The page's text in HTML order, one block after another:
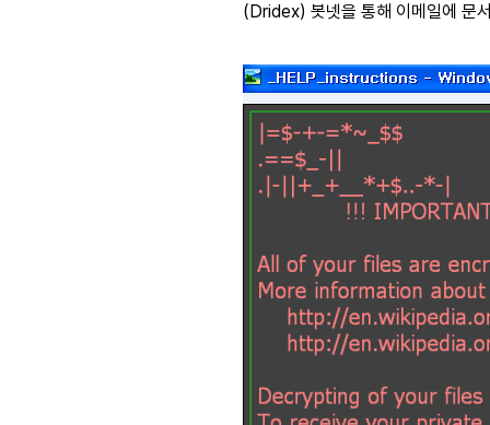
(Dridex) 봇넷을 통해 이메일에 문